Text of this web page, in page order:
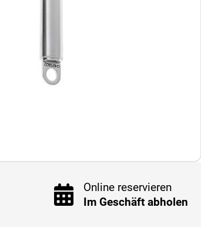
Online reservieren
Im Geschäft abholen